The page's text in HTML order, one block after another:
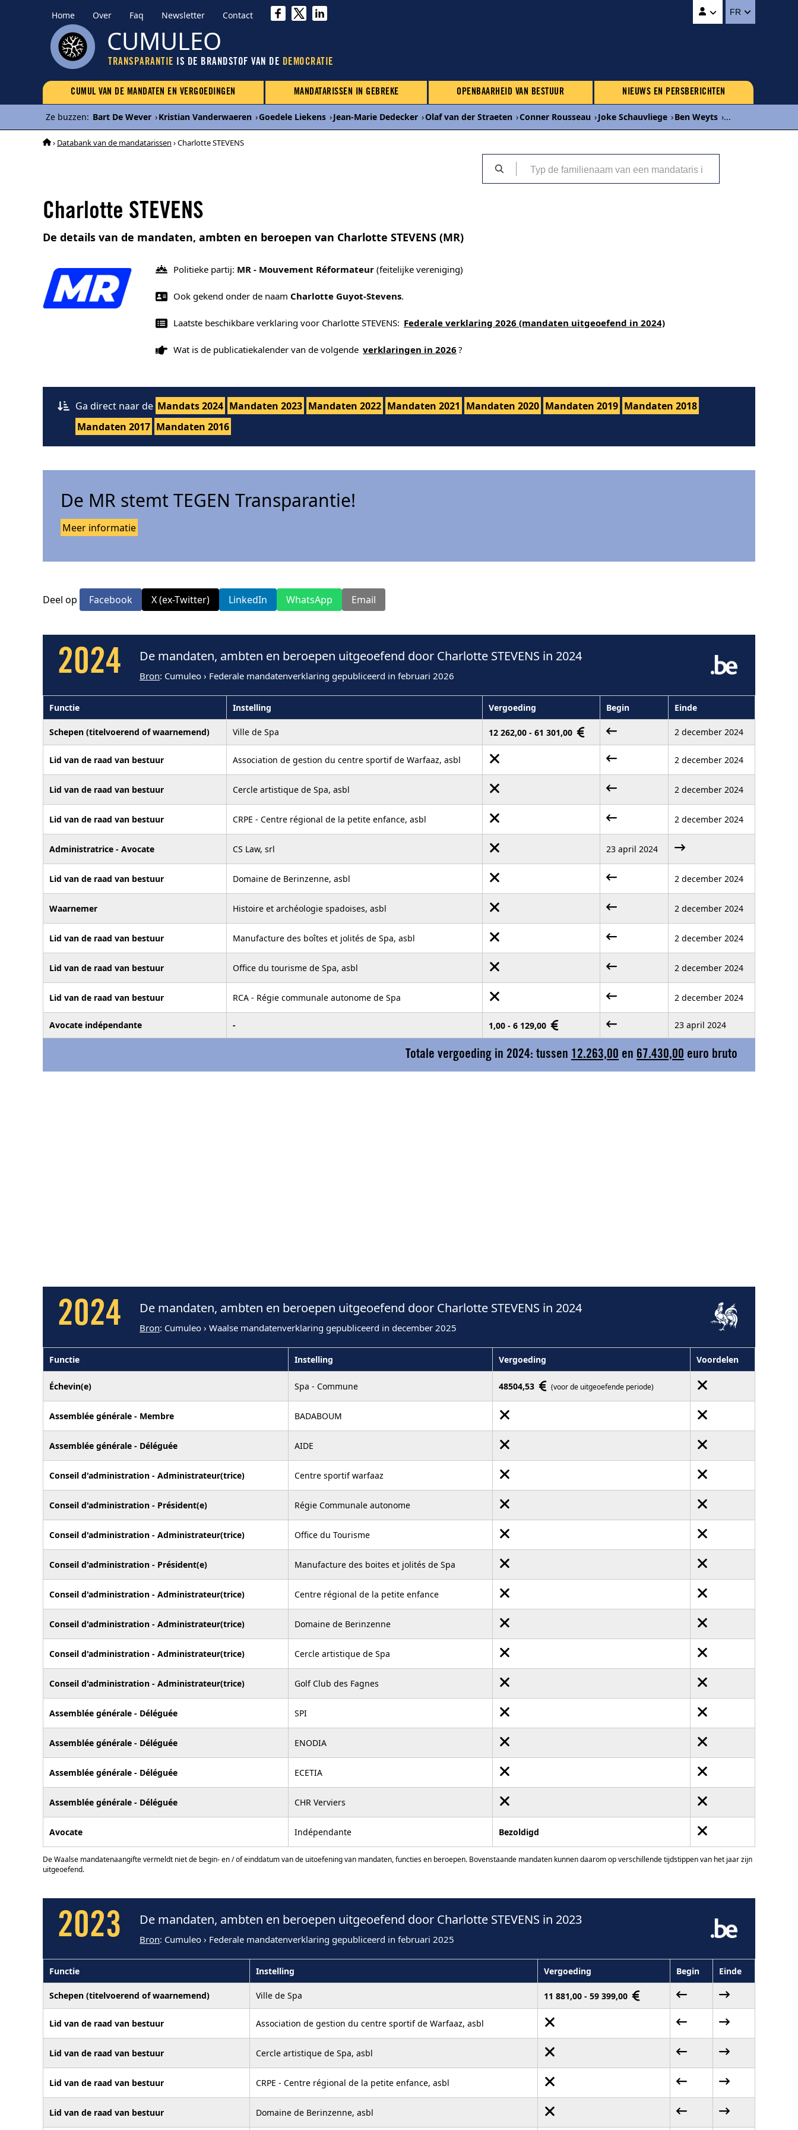
Home Over Faq Newsletter Contact FR
CUMULEO
TRANSPARANTIE IS DE BRANDSTOF VAN DE DEMOCRATIE
CUMUL VAN DE MANDATEN EN VERGOEDINGEN MANDATARISSEN IN GEBREKE OPENBAARHEID VAN BESTUUR NIEUWS EN PERSBERICHTEN
Ze buzzen: Bart De Wever ›Kristian Vanderwaeren ›Goedele Liekens ›Jean-Marie Dedecker ›Olaf van der Straeten ›Conner Rousseau ›Joke Schauvliege ›Ben Weyts ›...
› Databank van de mandatarissen › Charlotte STEVENS
Charlotte STEVENS
De details van de mandaten, ambten en beroepen van Charlotte STEVENS (MR)
Politieke partij: MR - Mouvement Réformateur (feitelijke vereniging)
Ook gekend onder de naam Charlotte Guyot-Stevens.
Laatste beschikbare verklaring voor Charlotte STEVENS: Federale verklaring 2026 (mandaten uitgeoefend in 2024)
Wat is de publicatiekalender van de volgende verklaringen in 2026 ?
Ga direct naar de Mandats 2024 Mandaten 2023 Mandaten 2022 Mandaten 2021 Mandaten 2020 Mandaten 2019 Mandaten 2018
Mandaten 2017 Mandaten 2016
De MR stemt TEGEN Transparantie!
Meer informatie
Deel op Facebook X (ex-Twitter) LinkedIn WhatsApp Email
2024 De mandaten, ambten en beroepen uitgeoefend door Charlotte STEVENS in 2024
Bron: Cumuleo › Federale mandatenverklaring gepubliceerd in februari 2026
Functie Instelling Vergoeding Begin Einde
Schepen (titelvoerend of waarnemend) Ville de Spa 12 262,00 - 61 301,00 2 december 2024
Lid van de raad van bestuur Association de gestion du centre sportif de Warfaaz, asbl 2 december 2024
Lid van de raad van bestuur Cercle artistique de Spa, asbl 2 december 2024
Lid van de raad van bestuur CRPE - Centre régional de la petite enfance, asbl 2 december 2024
Administratrice - Avocate CS Law, srl 23 april 2024
Lid van de raad van bestuur Domaine de Berinzenne, asbl 2 december 2024
Waarnemer Histoire et archéologie spadoises, asbl 2 december 2024
Lid van de raad van bestuur Manufacture des boîtes et jolités de Spa, asbl 2 december 2024
Lid van de raad van bestuur Office du tourisme de Spa, asbl 2 december 2024
Lid van de raad van bestuur RCA - Régie communale autonome de Spa 2 december 2024
Avocate indépendante - 1,00 - 6 129,00 23 april 2024
Totale vergoeding in 2024: tussen 12.263,00 en 67.430,00 euro bruto
2024 De mandaten, ambten en beroepen uitgeoefend door Charlotte STEVENS in 2024
Bron: Cumuleo › Waalse mandatenverklaring gepubliceerd in december 2025
Functie Instelling Vergoeding Voordelen
Échevin(e) Spa - Commune 48504,53 (voor de uitgeoefende periode)
Assemblée générale - Membre BADABOUM
Assemblée générale - Déléguée AIDE
Conseil d'administration - Administrateur(trice) Centre sportif warfaaz
Conseil d'administration - Président(e) Régie Communale autonome
Conseil d'administration - Administrateur(trice) Office du Tourisme
Conseil d'administration - Président(e) Manufacture des boites et jolités de Spa
Conseil d'administration - Administrateur(trice) Centre régional de la petite enfance
Conseil d'administration - Administrateur(trice) Domaine de Berinzenne
Conseil d'administration - Administrateur(trice) Cercle artistique de Spa
Conseil d'administration - Administrateur(trice) Golf Club des Fagnes
Assemblée générale - Déléguée SPI
Assemblée générale - Déléguée ENODIA
Assemblée générale - Déléguée ECETIA
Assemblée générale - Déléguée CHR Verviers
Avocate Indépendante Bezoldigd
De Waalse mandatenaangifte vermeldt niet de begin- en / of einddatum van de uitoefening van mandaten, functies en beroepen. Bovenstaande mandaten kunnen daarom op verschillende tijdstippen van het jaar zijn
uitgeoefend.
2023 De mandaten, ambten en beroepen uitgeoefend door Charlotte STEVENS in 2023
Bron: Cumuleo › Federale mandatenverklaring gepubliceerd in februari 2025
Functie Instelling Vergoeding Begin Einde
Schepen (titelvoerend of waarnemend) Ville de Spa 11 881,00 - 59 399,00
Lid van de raad van bestuur Association de gestion du centre sportif de Warfaaz, asbl
Lid van de raad van bestuur Cercle artistique de Spa, asbl
Lid van de raad van bestuur CRPE - Centre régional de la petite enfance, asbl
Lid van de raad van bestuur Domaine de Berinzenne, asbl